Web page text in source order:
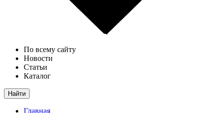
По всему сайту
Новости
Статьи
Каталог
Найти
Главная